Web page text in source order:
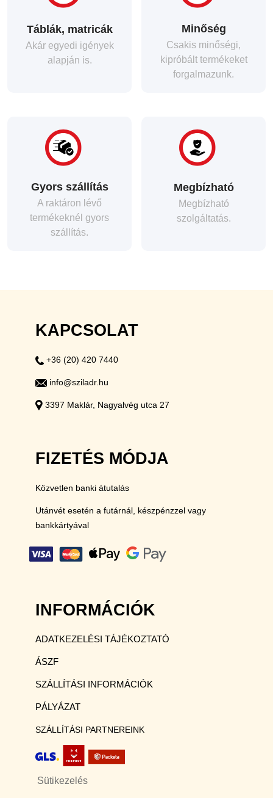
Táblák, matricák
Akár egyedi igények
alapján is.
Minőség
Csakis minőségi,
kipróbált termékeket
forgalmazunk.
Gyors szállítás
A raktáron lévő
termékeknél gyors
szállítás.
Megbízható
Megbízható
szolgáltatás.
KAPCSOLAT
+36 (20) 420 7440
info@sziladr.hu
3397 Maklár, Nagyalvég utca 27
FIZETÉS MÓDJA
Közvetlen banki átutalás
Utánvét esetén a futárnál, készpénzzel vagy
bankkártyával
INFORMÁCIÓK
ADATKEZELÉSI TÁJÉKOZTATÓ
ÁSZF
SZÁLLÍTÁSI INFORMÁCIÓK
PÁLYÁZAT
SZÁLLÍTÁSI PARTNEREINK
Sütikezelés